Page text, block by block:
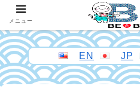
EN JP
メニュー